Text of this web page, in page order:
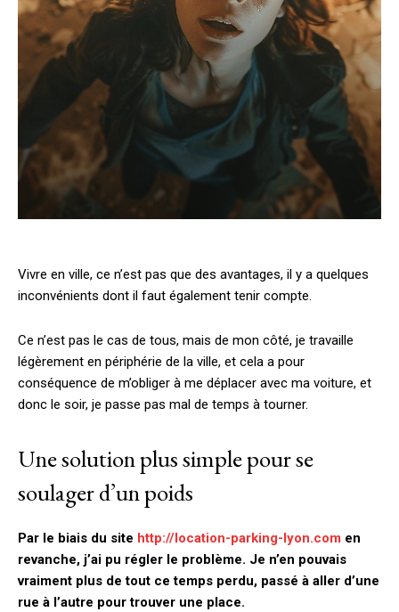
Vivre en ville, ce n’est pas que des avantages, il y a quelques
inconvénients dont il faut également tenir compte.
Ce n’est pas le cas de tous, mais de mon côté, je travaille
légèrement en périphérie de la ville, et cela a pour
conséquence de m’obliger à me déplacer avec ma voiture, et
donc le soir, je passe pas mal de temps à tourner.
Une solution plus simple pour se
soulager d’un poids
Par le biais du site http://location-parking-lyon.com en
revanche, j’ai pu régler le problème. Je n’en pouvais
vraiment plus de tout ce temps perdu, passé à aller d’une
rue à l’autre pour trouver une place.